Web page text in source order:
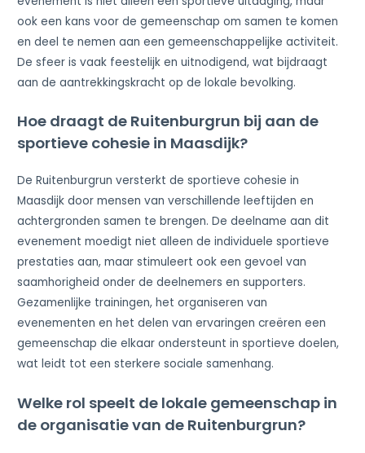
ook een kans voor de gemeenschap om samen te komen
en deel te nemen aan een gemeenschappelijke activiteit.
De sfeer is vaak feestelijk en uitnodigend, wat bijdraagt
aan de aantrekkingskracht op de lokale bevolking.
Hoe draagt de Ruitenburgrun bij aan de
sportieve cohesie in Maasdijk?
De Ruitenburgrun versterkt de sportieve cohesie in
Maasdijk door mensen van verschillende leeftijden en
achtergronden samen te brengen. De deelname aan dit
evenement moedigt niet alleen de individuele sportieve
prestaties aan, maar stimuleert ook een gevoel van
saamhorigheid onder de deelnemers en supporters.
Gezamenlijke trainingen, het organiseren van
evenementen en het delen van ervaringen creëren een
gemeenschap die elkaar ondersteunt in sportieve doelen,
wat leidt tot een sterkere sociale samenhang.
Welke rol speelt de lokale gemeenschap in
de organisatie van de Ruitenburgrun?